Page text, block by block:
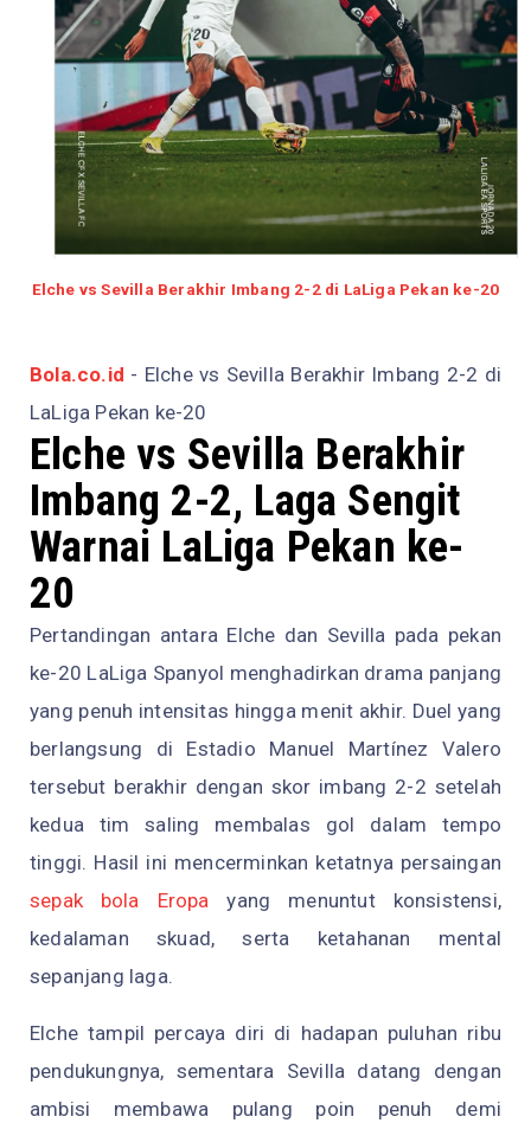
Elche vs Sevilla Berakhir Imbang 2-2 di LaLiga Pekan ke-20
Bola.co.id - Elche vs Sevilla Berakhir Imbang 2-2 di
LaLiga Pekan ke-20
Elche vs Sevilla Berakhir
Imbang 2-2, Laga Sengit
Warnai LaLiga Pekan ke-
20
Pertandingan antara Elche dan Sevilla pada pekan
ke-20 LaLiga Spanyol menghadirkan drama panjang
yang penuh intensitas hingga menit akhir. Duel yang
berlangsung di Estadio Manuel Martínez Valero
tersebut berakhir dengan skor imbang 2-2 setelah
kedua tim saling membalas gol dalam tempo
tinggi. Hasil ini mencerminkan ketatnya persaingan
sepak bola Eropa yang menuntut konsistensi,
kedalaman skuad, serta ketahanan mental
sepanjang laga.
Elche tampil percaya diri di hadapan puluhan ribu
pendukungnya, sementara Sevilla datang dengan
ambisi membawa pulang poin penuh demi